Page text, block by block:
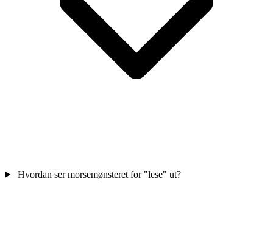
Hvordan ser morsemønsteret for "lese" ut?